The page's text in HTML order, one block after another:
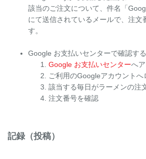
該当のご注文について、件名「
にて送信されているメールで、注文
す。
Google お支払いセンターで確認する
Google お支払いセンターへ
ご利用のGoogleアカウントへ
該当する毎日がラーメンの注
注文番号を確認
記録（投稿）